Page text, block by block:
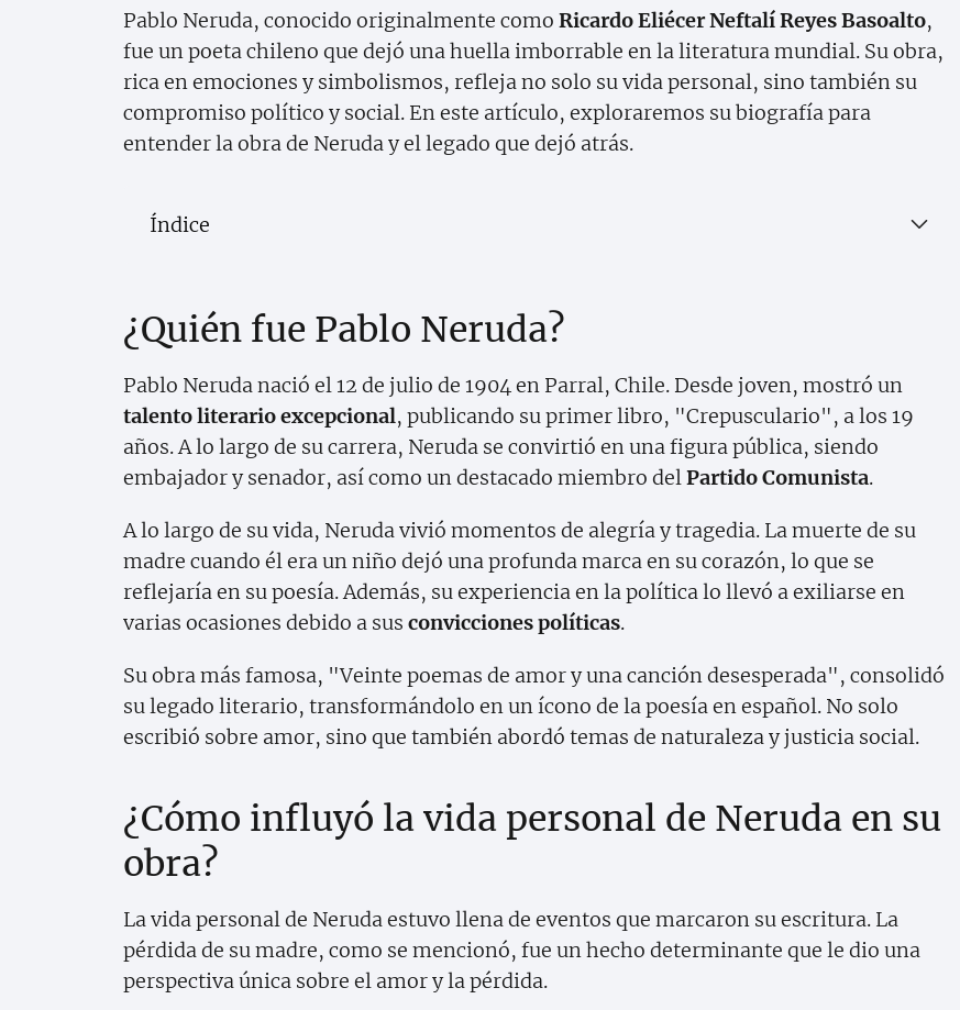
Pablo Neruda, conocido originalmente como Ricardo Eliécer Neftalí Reyes Basoalto,
fue un poeta chileno que dejó una huella imborrable en la literatura mundial. Su obra,
rica en emociones y simbolismos, refleja no solo su vida personal, sino también su
compromiso político y social. En este artículo, exploraremos su biografía para
entender la obra de Neruda y el legado que dejó atrás.
Índice
¿Quién fue Pablo Neruda?
Pablo Neruda nació el 12 de julio de 1904 en Parral, Chile. Desde joven, mostró un
talento literario excepcional, publicando su primer libro, "Crepusculario", a los 19
años. A lo largo de su carrera, Neruda se convirtió en una figura pública, siendo
embajador y senador, así como un destacado miembro del Partido Comunista.
A lo largo de su vida, Neruda vivió momentos de alegría y tragedia. La muerte de su
madre cuando él era un niño dejó una profunda marca en su corazón, lo que se
reflejaría en su poesía. Además, su experiencia en la política lo llevó a exiliarse en
varias ocasiones debido a sus convicciones políticas.
Su obra más famosa, "Veinte poemas de amor y una canción desesperada", consolidó
su legado literario, transformándolo en un ícono de la poesía en español. No solo
escribió sobre amor, sino que también abordó temas de naturaleza y justicia social.
¿Cómo influyó la vida personal de Neruda en su
obra?
La vida personal de Neruda estuvo llena de eventos que marcaron su escritura. La
pérdida de su madre, como se mencionó, fue un hecho determinante que le dio una
perspectiva única sobre el amor y la pérdida.